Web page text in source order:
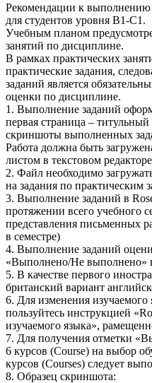
Рекомендации к выполнению
для студентов уровня В1-С1.
Учебным планом
занятий по дисциплине.
В рамках практических
практические задания,
заданий является
оценки по дисциплине.
1. Выполнение заданий
первая страница –
скриншоты выполненных
Работа должна быть
листом в текстовом
2. Файл необходимо
на задания по практическим
3. Выполнение заданий в
протяжении всего учебного
представления письменных
в семестре)
4. Выполнение заданий
«Выполнено/Не выполнено» в
5. В качестве первого
британский вариант
6. Для изменения изучаемого
пользуйтесь инструкцией
изучаемого языка»,
7. Для получения отметки
6 курсов (Course) на выбор
курсов (Courses) следует
8. Образец скриншота: